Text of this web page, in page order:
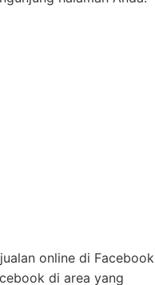
di area yang
yang relevan